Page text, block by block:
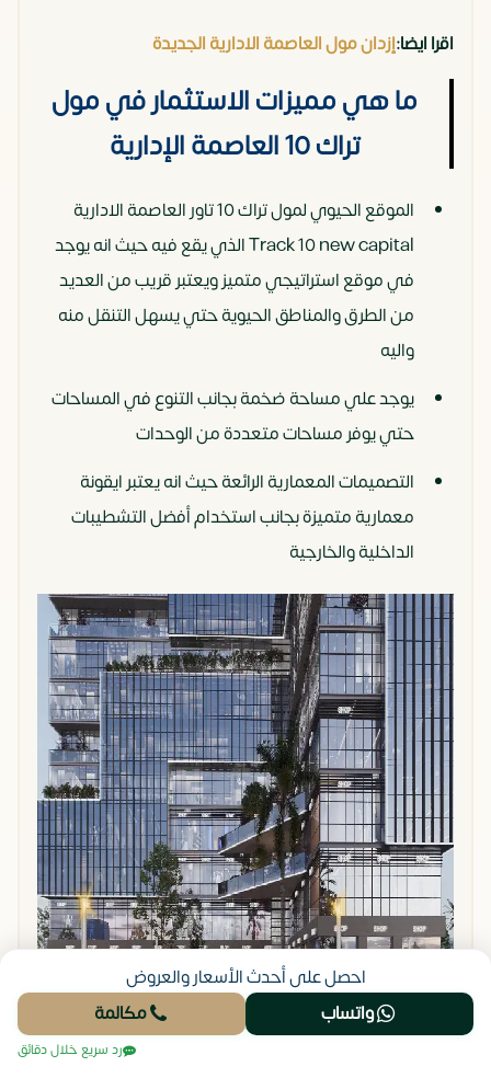
اقرا ايضا:إزدان مول العاصمة الادارية الجديدة
ما هي مميزات الاستثمار في مول
تراك 10 العاصمة الإدارية
الموقع الحيوي لمول تراك 10 تاور العاصمة الادارية
Track 10 new capital الذي يقع فيه حيث انه يوجد
في موقع استراتيجي متميز ويعتبر قريب من العديد
من الطرق والمناطق الحيوية حتي يسهل التنقل منه
واليه
يوجد علي مساحة ضخمة بجانب التنوع في المساحات
حتي يوفر مساحات متعددة من الوحدات
التصميمات المعمارية الرائعة حيث انه يعتبر ايقونة
معمارية متميزة بجانب استخدام أفضل التشطيبات
الداخلية والخارجية
احصل على أحدث الأسعار والعروض
واتساب
مكالمة
رد سريع خلال دقائق